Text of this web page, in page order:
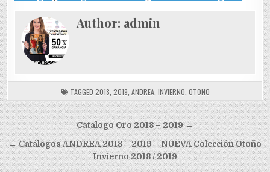
Author: admin
TAGGED 2018 2019 ANDREA, INVIERNO OTONO
Navegación
de
entradas
Catalogo Oro 2018 – 2019 →
← Catálogos ANDREA 2018 – 2019 – NUEVA Colección Otoño
Invierno 2018 / 2019